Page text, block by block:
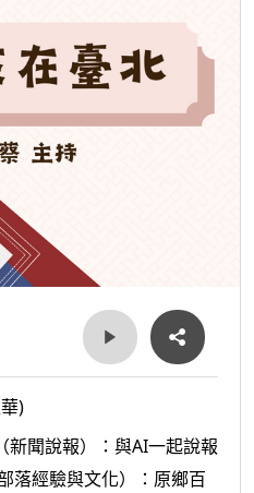
)
新聞說報）：與AI一起說報